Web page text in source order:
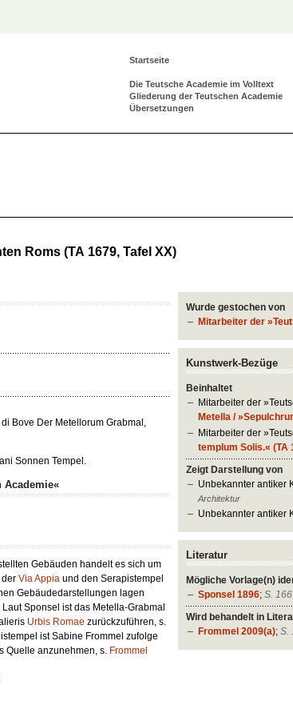
Startseite
Die Teutsche Academie im Volltext
Gliederung der Teutschen Academie
Übersetzungen
Roms (TA 1679, Tafel XX)
Wurde gestochen von
Mitarbeiter der
Kunstwerk-Bezüge
Beinhaltet
Mitarbeiter der
Metella /
Mitarbeiter der
templum Solis.« (TA
Zeigt Darstellung von
Unbekannter antiker
Architektur
Unbekannter antiker
Literatur
Mögliche Vorlage(n)
Sponsel 1896;S.
Wird behandelt in
Frommel 2009(a);S.
Bove Der Metellorum Grabmal,
Sonnen Tempel.
Academie«
Gebäuden handelt es sich um
Via Appia und den Serapistempel
Gebäudedarstellungen lagen
Sponsel ist das Metella-Grabmal
Urbis Romae zurückzuführen, s.
ist Sabine Frommel zufolge
Quelle anzunehmen, s. Frommel